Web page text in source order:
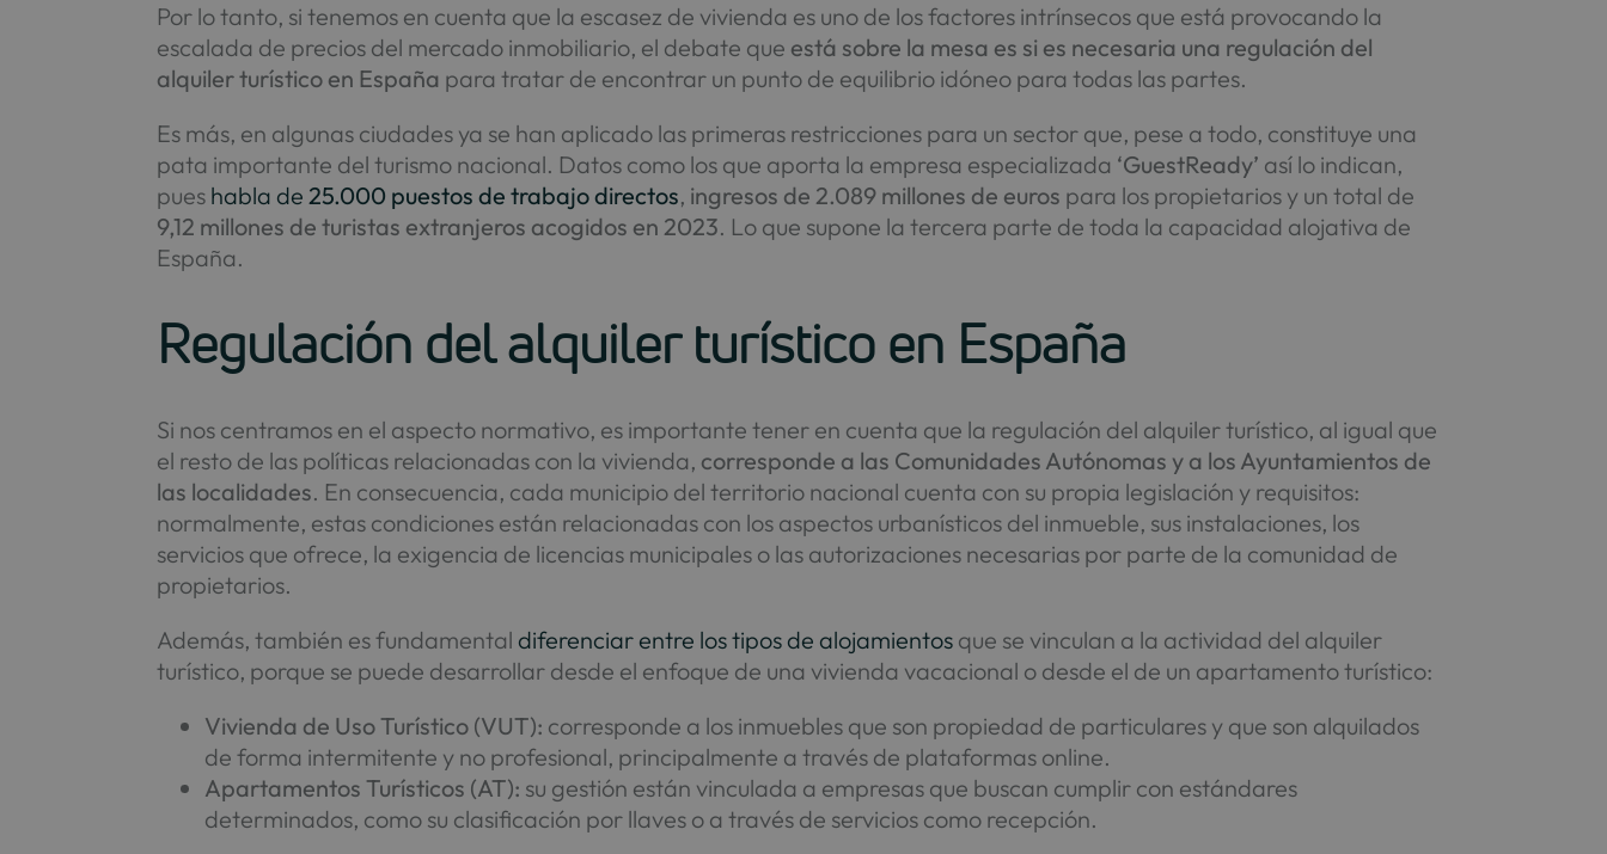
Por lo tanto, si tenemos en cuenta que la escasez de vivienda es uno de los factores intrínsecos que está provocando la
escalada de precios del mercado inmobiliario, el debate que está sobre la mesa es si es necesaria una regulación del
alquiler turístico en España para tratar de encontrar un punto de equilibrio idóneo para todas las partes.
Es más, en algunas ciudades ya se han aplicado las primeras restricciones para un sector que, pese a todo, constituye una
pata importante del turismo nacional. Datos como los que aporta la empresa especializada ‘GuestReady’ así lo indican,
pues habla de25.000 puestos de trabajo directos, ingresos de 2.089 millones de euros para los propietarios y un total de
9,12 millones de turistas extranjeros acogidos en 2023. Lo que supone la tercera parte de toda la capacidad alojativa de
España.
Regulación del alquiler turístico en España
Si nos centramos en el aspecto normativo, es importante tener en cuenta que la regulación del alquiler turístico, al igual que
el resto de las políticas relacionadas con la vivienda, corresponde a las Comunidades Autónomas y a los Ayuntamientos de
las localidades. En consecuencia, cada municipio del territorio nacional cuenta con su propia legislación y requisitos:
normalmente, estas condiciones están relacionadas con los aspectos urbanísticos del inmueble, sus instalaciones, los
servicios que ofrece, la exigencia de licencias municipales o las autorizaciones necesarias por parte de la comunidad de
propietarios.
Además, también es fundamental diferenciar entre los tipos de alojamientos que se vinculan a la actividad del alquiler
turístico, porque se puede desarrollar desde el enfoque de una vivienda vacacional o desde el de un apartamento turístico:
Vivienda de Uso Turístico (VUT): corresponde a los inmuebles que son propiedad de particulares y que son alquilados
de forma intermitente y no profesional, principalmente a través de plataformas online.
Apartamentos Turísticos (AT): su gestión están vinculada a empresas que buscan cumplir con estándares
determinados, como su clasificación por llaves o a través de servicios como recepción.